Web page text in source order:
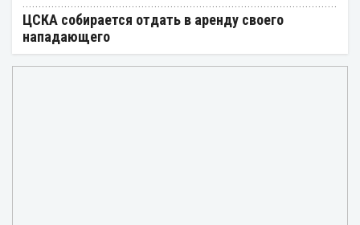
ЦСКА собирается отдать в аренду своего
нападающего